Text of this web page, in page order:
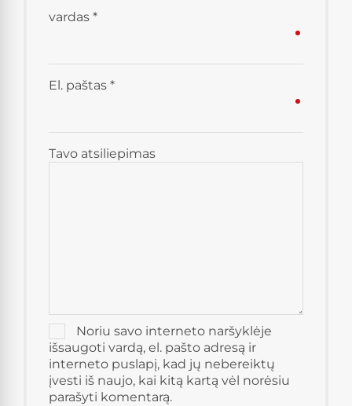
Tavo atsiliepimas
vardas *
El. paštas *
Noriu savo interneto naršyklėje
išsaugoti vardą, el. pašto adresą ir
interneto puslapį, kad jų nebereiktų
įvesti iš naujo, kai kitą kartą vėl norėsiu
parašyti komentarą.